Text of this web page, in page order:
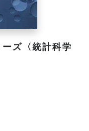
ズ〈統計科学